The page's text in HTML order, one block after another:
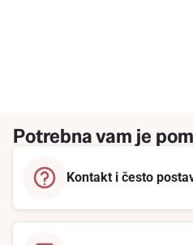
Potrebna vam je
Kontakt i često